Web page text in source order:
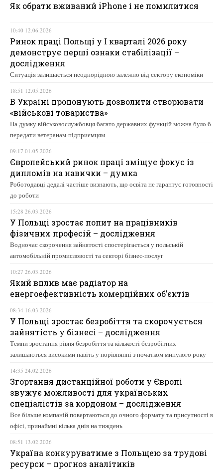
Як обрати вживаний iPhone і не помилитися
10:40 12.06.2026
Ринок праці Польщі у І кварталі 2026 року
демонструє перші ознаки стабілізації –
дослідження
Ситуація залишається неоднорідною залежно від сектору економіки
18:51 12.05.2026
В Україні пропонують дозволити створювати
«військові товариства»
На думку військовослужбовця багато державних функцій можна було б
передати ветеранам-підприємцям
09:17 01.05.2026
Європейський ринок праці зміщує фокус із
дипломів на навички – думка
Роботодавці дедалі частіше визнають, що освіта не гарантує готовності
до роботи
15:28 26.03.2026
У Польщі зростає попит на працівників
фізичних професій – дослідження
Водночас скорочення зайнятості спостерігається у польській
автомобільній промисловості та секторі бізнес-послуг
10:27 26.03.2026
Який вплив має радіатор на
енергоефективність комерційних об’єктів
08:34 16.03.2026
У Польщі зростає безробіття та скорочується
зайнятість у бізнесі – дослідження
Темпи зростання рівня безробіття та кількості безробітних
залишаються високими навіть у порівнянні з початком минулого року
14:35 24.02.2026
Згортання дистанційної роботи у Європі
звужує можливості для українських
спеціалістів за кордоном – дослідження
Все більше компаній повертаються до очного формату та присутності в
офісі, принаймні кілька днів на тиждень
08:51 13.02.2026
Україна конкуруватиме з Польщею за трудові
ресурси – прогноз аналітиків